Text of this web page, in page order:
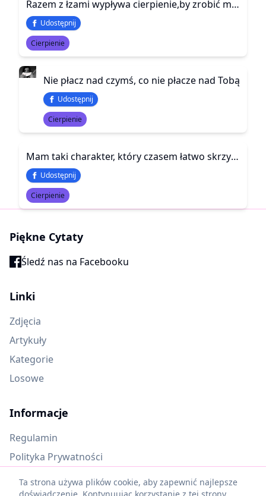
Razem z łzami wypływa cierpienie,by zrobić miejsce na nową,kolejną falę bólu.
Udostępnij
Cierpienie
Nie płacz nad czymś, co nie płacze nad Tobą
Udostępnij
Cierpienie
Mam taki charakter, który czasem łatwo skrzywdzić i choć nie widać ran, na pewno pozostaną blizny.
Udostępnij
Cierpienie
Piękne Cytaty
Śledź nas na Facebooku
Linki
Zdjęcia
Artykuły
Kategorie
Losowe
Informacje
Regulamin
Polityka Prywatności
Oczekujące materiały
Ta strona używa plików cookie, aby zapewnić najlepsze